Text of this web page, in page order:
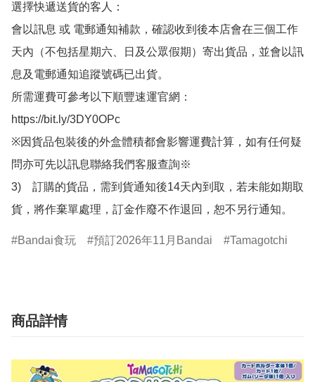
選擇快遞送貨的客人：
會以訊息 或 電郵通知補款，確認收到後本店會在三個工作
天內（不包括星期六、日及公眾假期）寄出貨品，並會以訊
息及電郵通知追蹤號碼已出貨。
所需運費可參考以下順豐速運官網：
https://bit.ly/3DY0OPc
※因貨品包裝後的外盒體積都會影響運費計算，如有任何疑
問亦可先以訊息聯絡我們客服查詢※
3)　訂購的貨品，需到貨通知後14天內到取，若未能如期取
貨，將作棄單處理，訂金作廢不作退回，恕不另行通知。
Bandai食玩 預訂2026年11月Bandai Tamagotchi
商品詳情